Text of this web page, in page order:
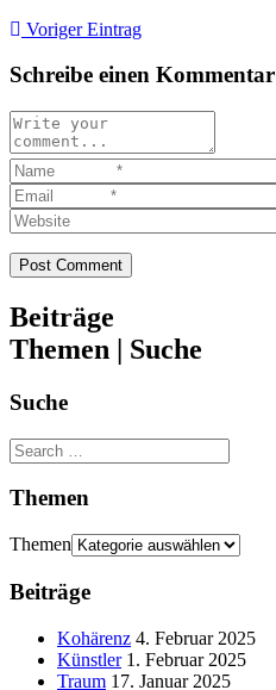
Voriger Eintrag
Schreibe einen Kommentar
Beiträge
Themen | Suche
Suche
Themen
Themen
Beiträge
Kohärenz 4. Februar 2025
Künstler 1. Februar 2025
Traum 17. Januar 2025